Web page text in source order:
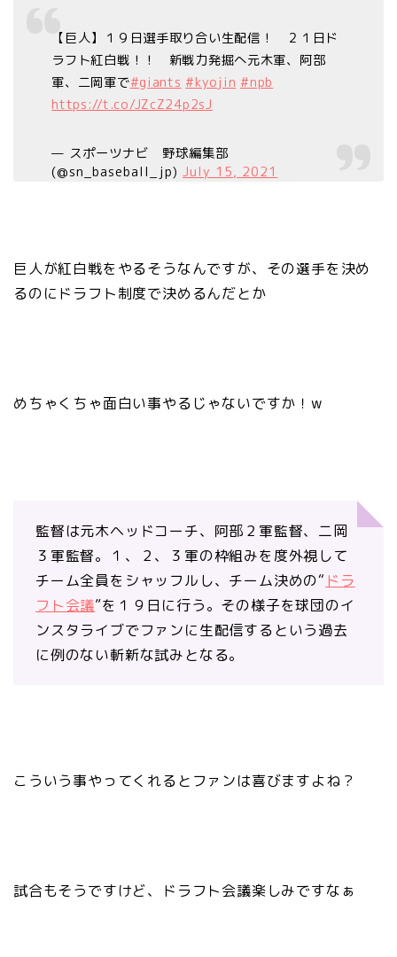
【巨人】１９日選手取り合い生配信！ ２１日ド
ラフト紅白戦！！ 新戦力発掘へ元木軍、阿部
軍、二岡軍で#giants #kyojin #npb
https://t.co/JZcZ24p2sJ
— スポーツナビ 野球編集部
(@sn_baseball_jp)July 15, 2021
巨人が紅白戦をやるそうなんですが、その選手を決め
るのにドラフト制度で決めるんだとか
めちゃくちゃ面白い事やるじゃないですか！w
監督は元木ヘッドコーチ、阿部２軍監督、二岡
３軍監督。１、２、３軍の枠組みを度外視して
チーム全員をシャッフルし、チーム決めの“ ドラ
フト会議”を１９日に行う。その様子を球団のイ
ンスタライブでファンに生配信するという過去
に例のない斬新な試みとなる。
こういう事やってくれるとファンは喜びますよね？
試合もそうですけど、ドラフト会議楽しみですなぁ